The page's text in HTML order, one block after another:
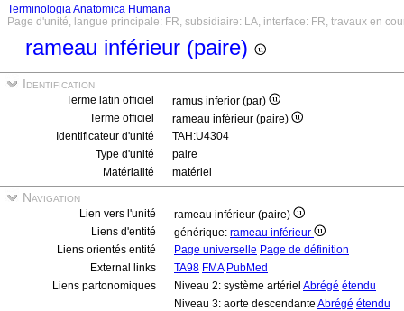
Terminologia Anatomica Humana
Page d'unité, langue principale: FR, subsidiaire: LA, interface: FR, travaux en
rameau inférieur (paire)
Identification
Terme latin officiel
ramus inferior (par)
Terme officiel
rameau inférieur (paire)
Identificateur d'unité
TAH:U4304
Type d'unité
paire
Matérialité
matériel
Navigation
Lien vers l'unité
rameau inférieur (paire)
Liens d'entité
générique: rameau inférieur
Liens orientés entité
Page universelle Page de définition
External links
TA98 FMA PubMed
Liens partonomiques
Niveau 2: système artériel Abrégé étendu
Niveau 3: aorte descendante Abrégé étendu